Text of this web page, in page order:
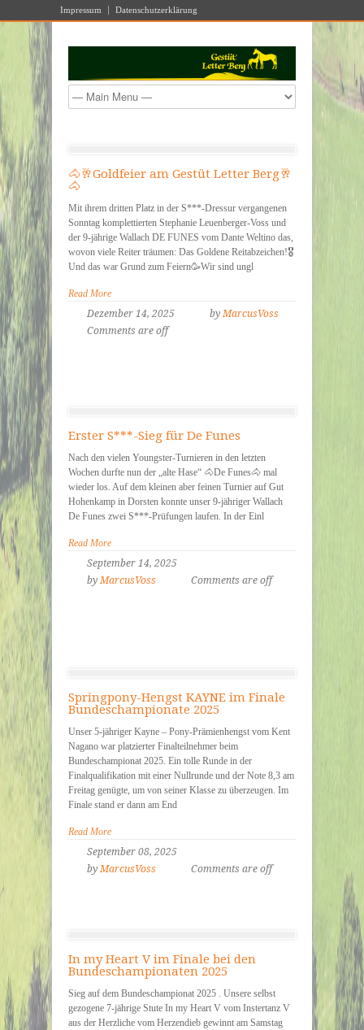
Impressum Datenschutzerklärung
🐴🥂Goldfeier am Gestüt Letter Berg🥂
🐴
Mit ihrem dritten Platz in der S***-Dressur vergangenen
Sonntag komplettierten Stephanie Leuenberger-Voss und
der 9-jährige Wallach DE FUNES vom Dante Weltino das,
wovon viele Reiter träumen: Das Goldene Reitabzeichen!🎖️
Und das war Grund zum Feiern🥳Wir sind ungl
Read More
Dezember 14, 2025
byMarcusVoss
Comments are off
Erster S***-Sieg für De Funes
Nach den vielen Youngster-Turnieren in den letzten
Wochen durfte nun der „alte Hase“ 🐴De Funes🐴 mal
wieder los. Auf dem kleinen aber feinen Turnier auf Gut
Hohenkamp in Dorsten konnte unser 9-jähriger Wallach
De Funes zwei S***-Prüfungen laufen. In der Einl
Read More
September 14, 2025
byMarcusVoss Comments are off
Springpony-Hengst KAYNE im Finale
Bundeschampionate 2025
Unser 5-jähriger Kayne – Pony-Prämienhengst vom Kent
Nagano war platzierter Finalteilnehmer beim
Bundeschampionat 2025. Ein tolle Runde in der
Finalqualifikation mit einer Nullrunde und der Note 8,3 am
Freitag genügte, um von seiner Klasse zu überzeugen. Im
Finale stand er dann am End
Read More
September 08, 2025
byMarcusVoss Comments are off
In my Heart V im Finale bei den
Bundeschampionaten 2025
Sieg auf dem Bundeschampionat 2025 . Unsere selbst
gezogene 7-jährige Stute In my Heart V vom Instertanz V
aus der Herzliche vom Herzendieb gewinnt am Samstag